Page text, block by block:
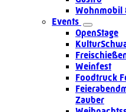
Wohnmobil
Events
OpenStage
Weinfest
Foodtruck
Zauber